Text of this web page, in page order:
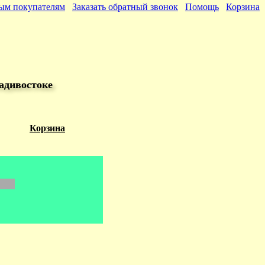
покупателям Заказать обратный звонок Помощь Корзина
Корзина